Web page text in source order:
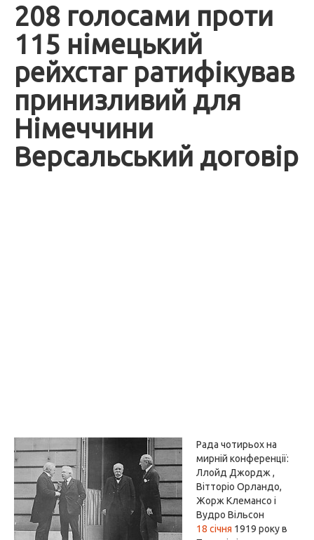
208 голосами проти
115 німецький
рейхстаг ратифікував
принизливий для
Німеччини
Версальський договір
Рада чотирьох на
мирній конференції:
Ллойд Джордж ,
Вітторіо Орландо,
Жорж Клемансо і
Вудро Вільсон
18 січня 1919 року в